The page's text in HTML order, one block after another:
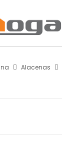
Alacenas